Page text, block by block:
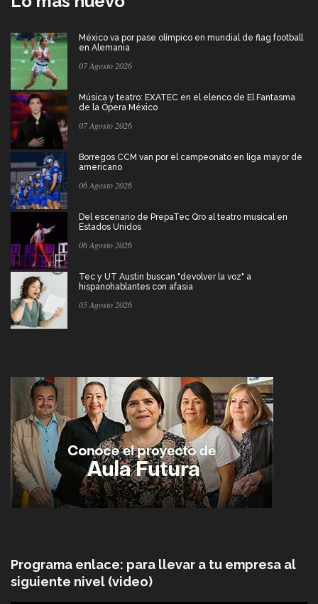
México va por pase olímpico en mundial de flag football
en Alemania
07 Agosto 2026
Música y teatro: EXATEC en el elenco de El Fantasma
de la Ópera México
07 Agosto 2026
Borregos CCM van por el campeonato en liga mayor de
americano
06 Agosto 2026
Del escenario de PrepaTec Qro al teatro musical en
Estados Unidos
06 Agosto 2026
Tec y UT Austin buscan "devolver la voz" a
hispanohablantes con afasia
05 Agosto 2026
Programa enlace: para llevar a tu empresa al
siguiente nivel (video)